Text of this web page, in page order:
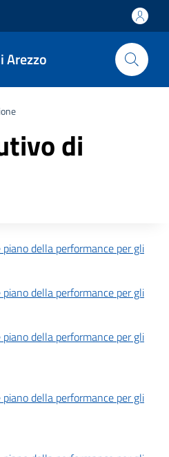
Arezzo
di
della performance per gli
della performance per gli
della performance per gli
della performance per gli